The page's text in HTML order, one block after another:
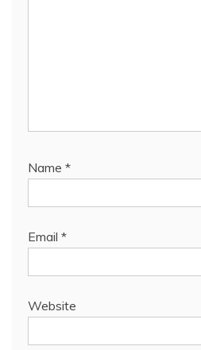
Name *
Email *
Website